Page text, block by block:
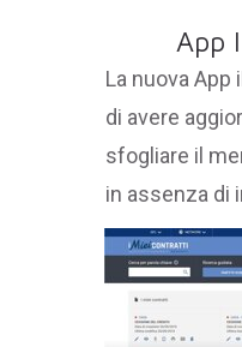
App
La nuova
di avere
sfogliare il
in assenza di